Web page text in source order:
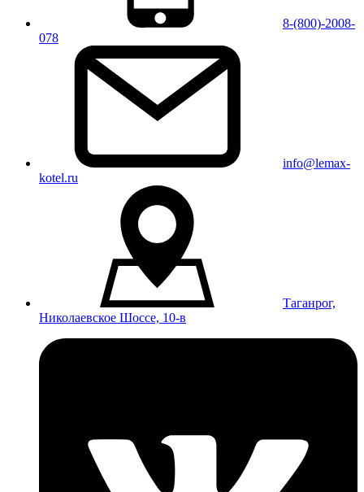
8-(800)-2008-
078
info@lemax-
kotel.ru
Таганрог,
Николаевское Шоссе, 10-в